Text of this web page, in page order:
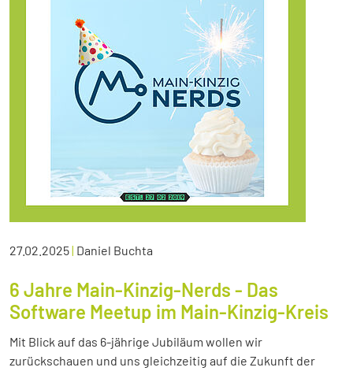
27.02.2025| Daniel Buchta
6 Jahre Main-Kinzig-Nerds - Das
Software Meetup im Main-Kinzig-Kreis
Mit Blick auf das 6-jährige Jubiläum wollen wir
zurückschauen und uns gleichzeitig auf die Zukunft der